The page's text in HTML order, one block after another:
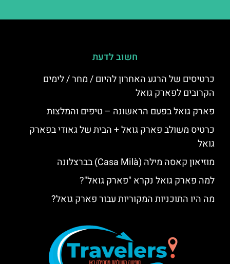
חשוב לדעת
כרטיסים של הרגע האחרון להיום / מחר / לימים
הקרובים לפארק גואל
פארק גואל בפעם הראשונה – טיפים והמלצות
כרטיס משולב פארק גואל + הבית של גאודי בפארק
גואל
מוזיאון קאסה מילה (Casa Milà) בברצלונה
למה פארק גואל נקרא "פארק גואל"?
מה היו התוכניות המקוריות עבור פארק גואל?